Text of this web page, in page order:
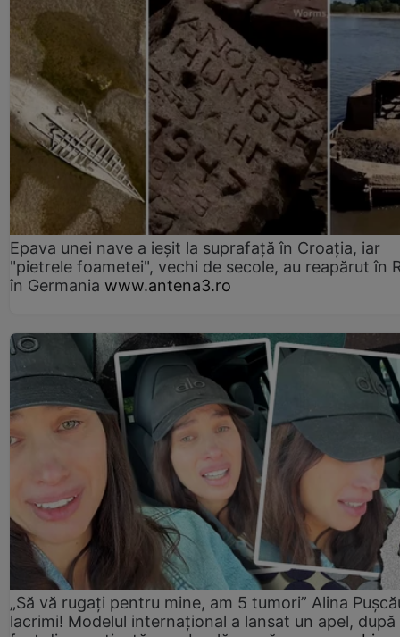
Epava unei nave a ieșit la suprafață în Croația, iar
"pietrele foametei", vechi de secole, au reapărut în
în Germania www.antena3.ro
„Să vă rugați pentru mine, am 5 tumori” Alina
lacrimi! Modelul internațional a lansat un apel, după